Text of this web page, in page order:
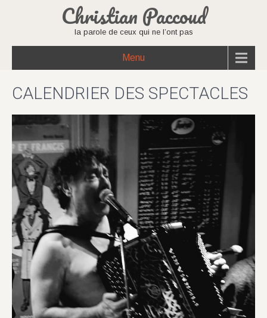
Christian Paccoud
la parole de ceux qui ne l’ont pas
Menu
CALENDRIER DES SPECTACLES